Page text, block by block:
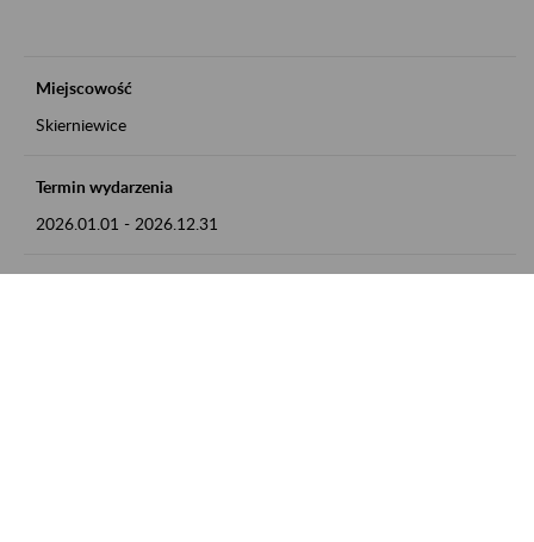
Miejscowość
Skierniewice
Termin wydarzenia
2026.01.01 - 2026.12.31